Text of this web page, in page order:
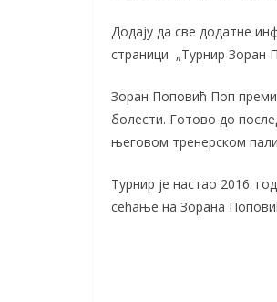
Додају да све додатне
страници „Турнир Зоран
Зоран Поповић Поп
болести. Готово до
његовом тренерском
Турнир је настао 2016.
сећање на Зорана